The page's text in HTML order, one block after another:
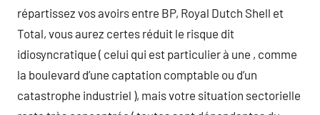
répartissez vos avoirs entre BP, Royal Dutch Shell et
Total, vous aurez certes réduit le risque dit
idiosyncratique ( celui qui est particulier à une , comme
la boulevard d’une captation comptable ou d’un
catastrophe industriel ), mais votre situation sectorielle